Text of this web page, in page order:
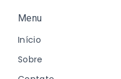
Menu
Início
Sobre